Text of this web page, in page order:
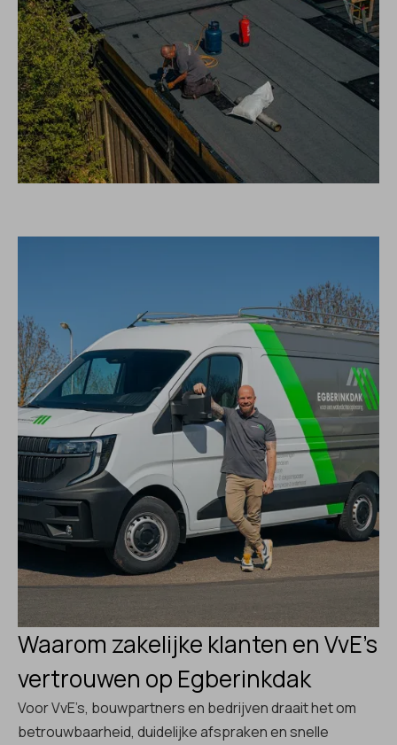
Waarom zakelijke klanten en VvE’s
vertrouwen op Egberinkdak
Voor VvE’s, bouwpartners en bedrijven draait het om
betrouwbaarheid, duidelijke afspraken en snelle